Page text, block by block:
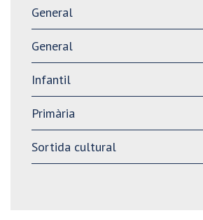
General
General
Infantil
Primària
Sortida cultural